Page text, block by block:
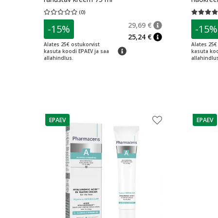
(0)
Keskmine hinnang 0.00
-15%
Alates 25€ ostukorvist
kasuta koodi EPAEV ja saa
allahindlus.
nõuanne
29,69 €
nõuanne
Tavaline hind:
25,24 €
nõuanne
nahale
Keskmine
-15%
Alates
kasuta
nõuanne
EPAEV nõuanne
EPAEV